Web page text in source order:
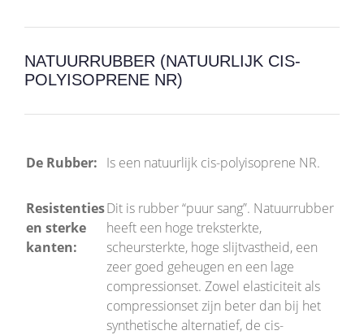
NATUURRUBBER (NATUURLIJK CIS-
POLYISOPRENE NR)
De Rubber: Is een natuurlijk cis-polyisoprene NR.
Resistenties
en sterke
kanten:
Dit is rubber “puur sang”. Natuurrubber
heeft een hoge treksterkte,
scheursterkte, hoge slijtvastheid, een
zeer goed geheugen en een lage
compressionset. Zowel elasticiteit als
compressionset zijn beter dan bij het
synthetische alternatief, de cis-